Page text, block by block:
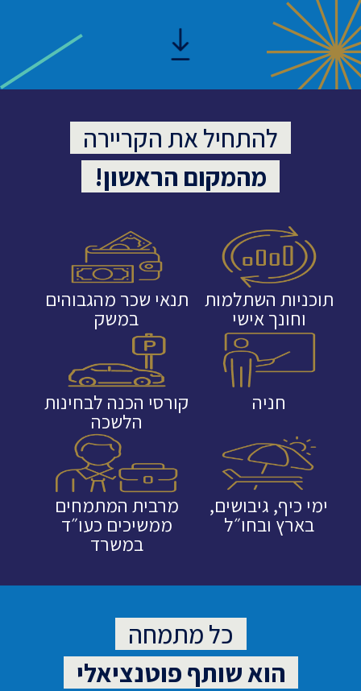
להתחיל את הקריירה
מהמקום הראשון!
תוכניות השתלמות
וחונך אישי
תנאי שכר מהגבוהים
במשק
חניה קורסי הכנה לבחינות
הלשכה
ימי כיף, גיבושים,
בארץ ובחו״ל
מרבית המתמחים
ממשיכים כעו״ד
במשרד
כל מתמחה
הוא שותף פוטנציאלי